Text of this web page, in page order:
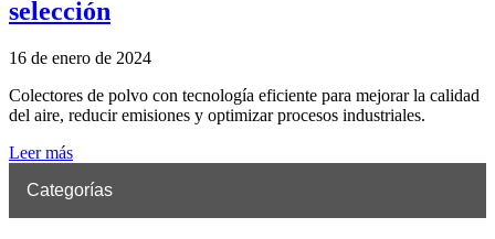
selección
16 de enero de 2024
Colectores de polvo con tecnología eficiente para mejorar la calidad
del aire, reducir emisiones y optimizar procesos industriales.
Leer más
Categorías